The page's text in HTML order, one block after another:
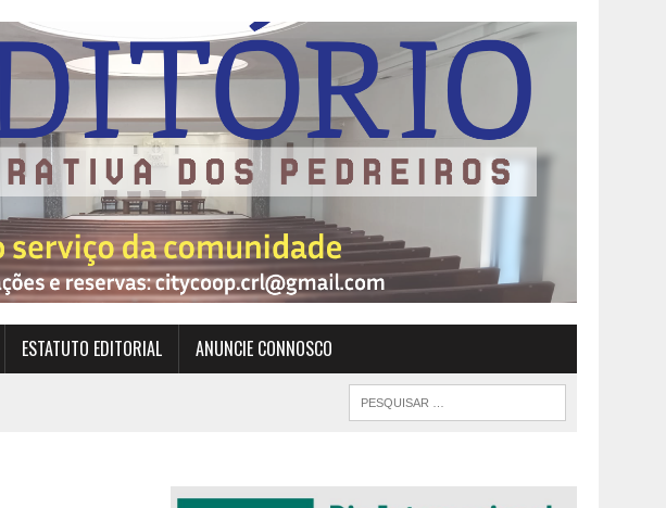
ESTATUTO EDITORIAL ANUNCIE CONNOSCO